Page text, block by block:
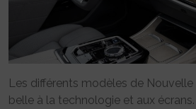
Les différents modèles de
belle à la technologie et aux